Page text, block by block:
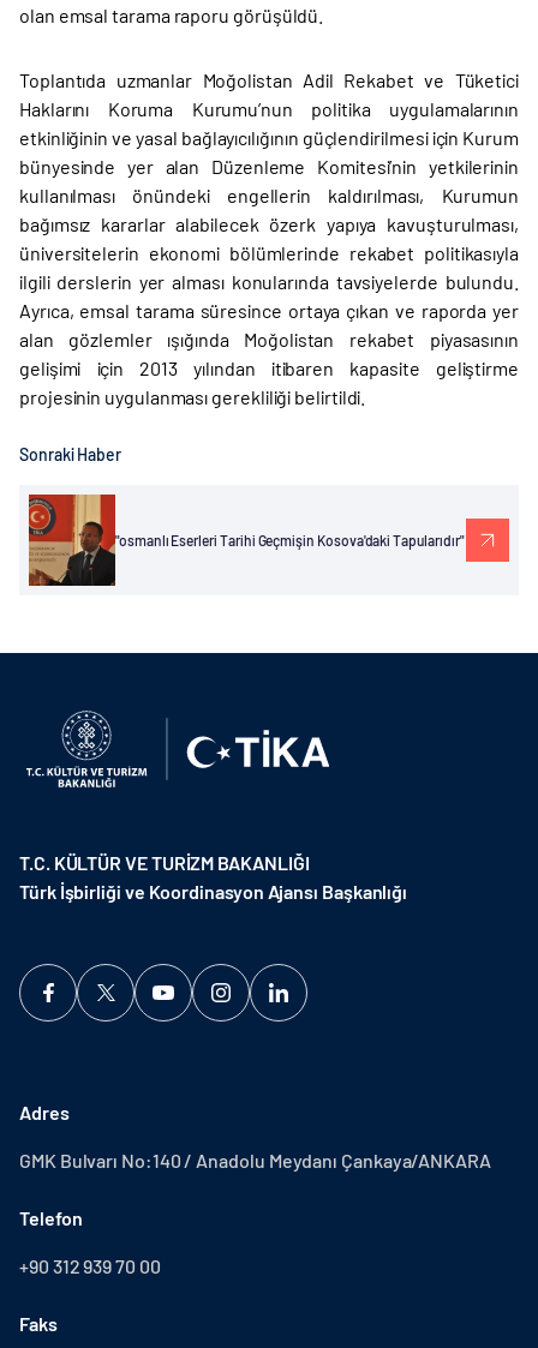
olan emsal tarama raporu görüşüldü.
Toplantıda uzmanlar Moğolistan Adil Rekabet ve Tüketici
Haklarını Koruma Kurumu’nun politika uygulamalarının
etkinliğinin ve yasal bağlayıcılığının güçlendirilmesi için Kurum
bünyesinde yer alan Düzenleme Komitesi’nin yetkilerinin
kullanılması önündeki engellerin kaldırılması, Kurumun
bağımsız kararlar alabilecek özerk yapıya kavuşturulması,
üniversitelerin ekonomi bölümlerinde rekabet politikasıyla
ilgili derslerin yer alması konularında tavsiyelerde bulundu.
Ayrıca, emsal tarama süresince ortaya çıkan ve raporda yer
alan gözlemler ışığında Moğolistan rekabet piyasasının
gelişimi için 2013 yılından itibaren kapasite geliştirme
projesinin uygulanması gerekliliği belirtildi.
Sonraki Haber
"osmanlı Eserleri Tarihi Geçmişin Kosova'daki Tapularıdır"
T.C. KÜLTÜR VE TURİZM BAKANLIĞI
Türk İşbirliği ve Koordinasyon Ajansı Başkanlığı
Adres
GMK Bulvarı No:140 / Anadolu Meydanı Çankaya/ANKARA
Telefon
+90 312 939 70 00
Faks